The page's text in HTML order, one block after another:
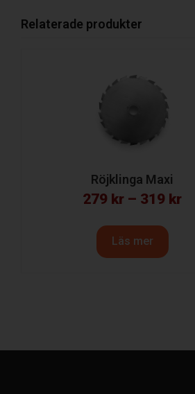
Relaterade produkter
Röjklinga Maxi
279 kr – 319 kr
Läs mer